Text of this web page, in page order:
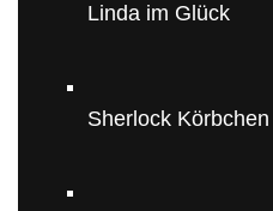
Linda im Glück
Sherlock